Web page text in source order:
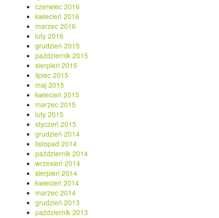
czerwiec 2016
kwiecień 2016
marzec 2016
luty 2016
grudzień 2015
październik 2015
sierpień 2015
lipiec 2015
maj 2015
kwiecień 2015
marzec 2015
luty 2015
styczeń 2015
grudzień 2014
listopad 2014
październik 2014
wrzesień 2014
sierpień 2014
kwiecień 2014
marzec 2014
grudzień 2013
październik 2013